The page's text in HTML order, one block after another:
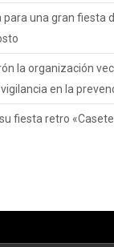
una gran fiesta
la organización
en la
fiesta retro